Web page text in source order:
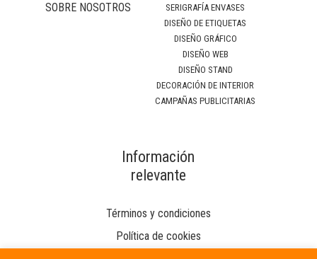
SOBRE NOSOTROS
SERIGRAFÍA ENVASES
DISEÑO DE ETIQUETAS
DISEÑO GRÁFICO
DISEÑO WEB
DISEÑO STAND
DECORACIÓN DE INTERIOR
CAMPAÑAS PUBLICITARIAS
Información
relevante
Términos y condiciones
Política de cookies